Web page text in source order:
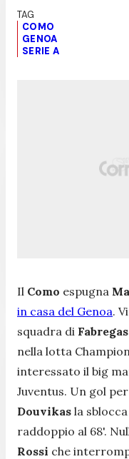
COMO
GENOA
SERIE A
Il Como espugna
in casa del Genoa.
squadra di Fabregas
nella lotta
interessato il big
Juventus. Un gol
Douvikas la
raddoppio al 68'.
Rossi che